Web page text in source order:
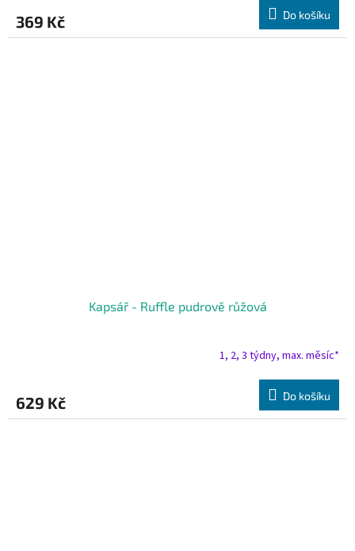
369 Kč Do košíku
Kapsář - Ruffle pudrově růžová
1, 2, 3 týdny, max. měsíc*
629 Kč Do košíku